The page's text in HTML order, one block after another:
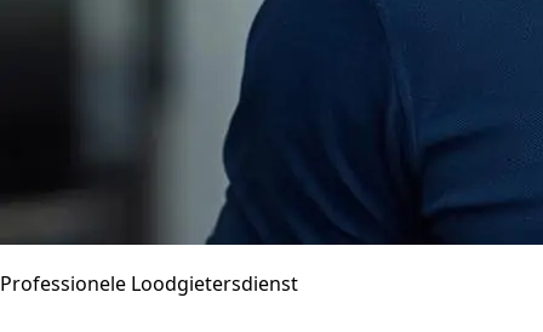
Professionele Loodgietersdienst